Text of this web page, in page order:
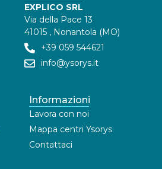
EXPLICO SRL
Via della Pace 13
41015 , Nonantola (MO)
+39 059 544621
info@ysorys.it
Informazioni
Lavora con noi
Mappa centri Ysorys
Contattaci